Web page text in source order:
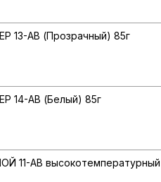
13-AB (Прозрачный) 85г
14-AB (Белый) 85г
11-AB